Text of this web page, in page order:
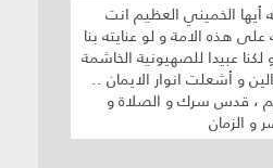
أيها الخميني العظيم انت
هذه الامة و لو عنايته بنا
عبيدا للصهيونية الخاشمة
و أشعلت انوار الايمان ..
، قدس سرك و الصلاة و
و الزمان